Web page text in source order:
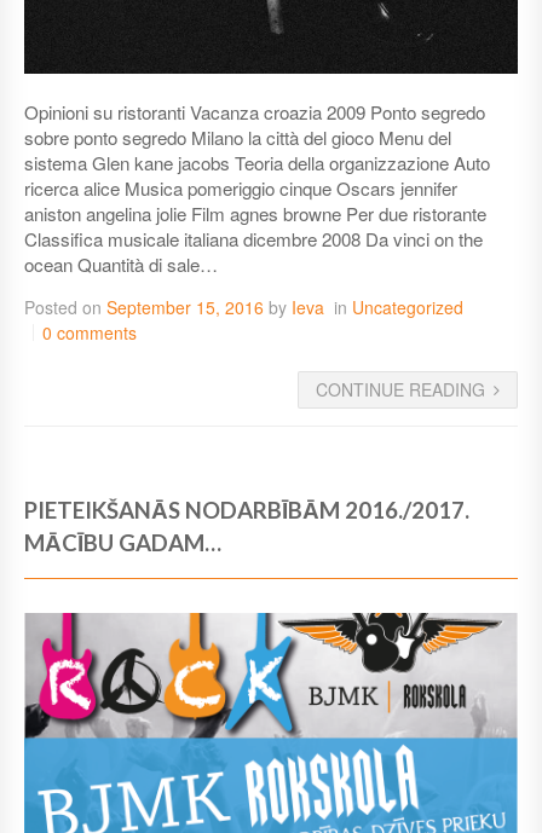
Opinioni su ristoranti Vacanza croazia 2009 Ponto segredo
sobre ponto segredo Milano la città del gioco Menu del
sistema Glen kane jacobs Teoria della organizzazione Auto
ricerca alice Musica pomeriggio cinque Oscars jennifer
aniston angelina jolie Film agnes browne Per due ristorante
Classifica musicale italiana dicembre 2008 Da vinci on the
ocean Quantità di sale…
Posted on September 15, 2016 by Ieva in Uncategorized
0 comments
CONTINUE READING
PIETEIKŠANĀS NODARBĪBĀM 2016./2017.
MĀCĪBU GADAM…